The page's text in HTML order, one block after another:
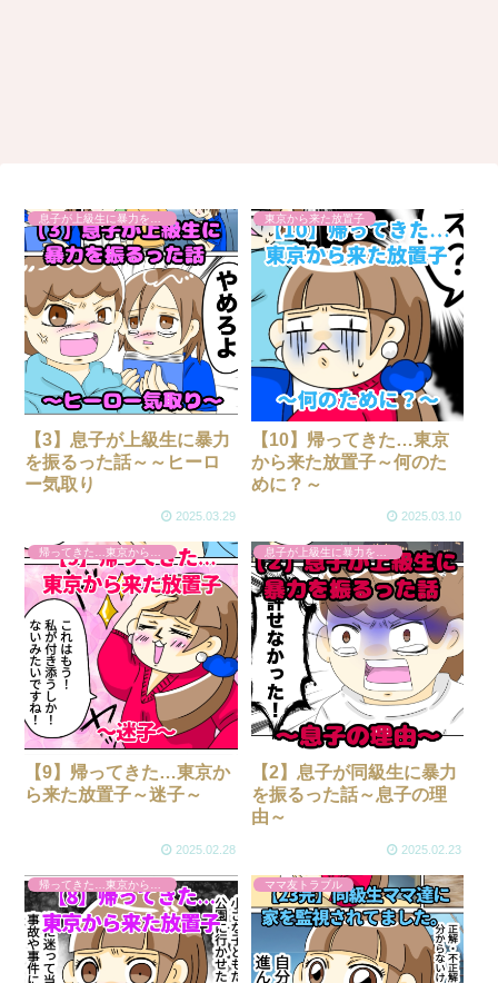
【3】息子が上級生に暴力
を振るった話～～ヒーロ
ー気取り
2025.03.29
東京から来た放置子
【10】帰ってきた…東京
から来た放置子～何のた
めに？～
2025.03.10
【9】帰ってきた…東京か
ら来た放置子～迷子～
2025.02.28
【2】息子が同級生に暴力
を振るった話～息子の理
由～
2025.02.23
帰ってきた…東京から来た放置子 ママ友トラブル